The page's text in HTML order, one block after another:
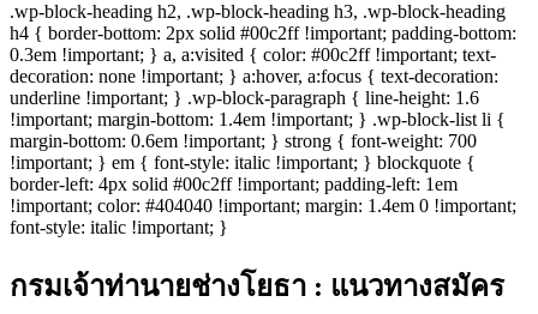
.wp-block-heading h2, .wp-block-heading h3, .wp-block-heading
h4 { border-bottom: 2px solid #00c2ff !important; padding-bottom:
0.3em !important; } a, a:visited { color: #00c2ff !important; text-
decoration: none !important; } a:hover, a:focus { text-decoration:
underline !important; } .wp-block-paragraph { line-height: 1.6
!important; margin-bottom: 1.4em !important; } .wp-block-list li {
margin-bottom: 0.6em !important; } strong { font-weight: 700
!important; } em { font-style: italic !important; } blockquote {
border-left: 4px solid #00c2ff !important; padding-left: 1em
!important; color: #404040 !important; margin: 1.4em 0 !important;
font-style: italic !important; }
กรมเจ้าท่านายช่างโยธา : แนวทางสมัคร